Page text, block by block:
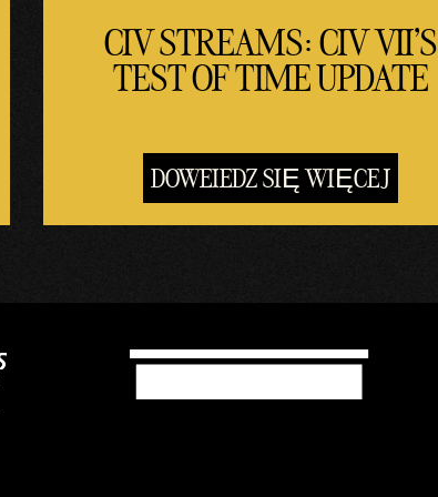
CIV STREAMS: CIV VII'S
TEST OF TIME UPDATE
DOWEIEDZ SIĘ WIĘCEJ